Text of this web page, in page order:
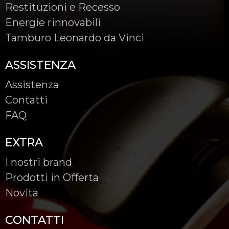
Restituzioni e Recesso
Energie rinnovabili
Tamburo Leonardo da Vinci
ASSISTENZA
Assistenza
Contatti
FAQ
EXTRA
I nostri brand
Prodotti in Offerta
Novità
CONTATTI